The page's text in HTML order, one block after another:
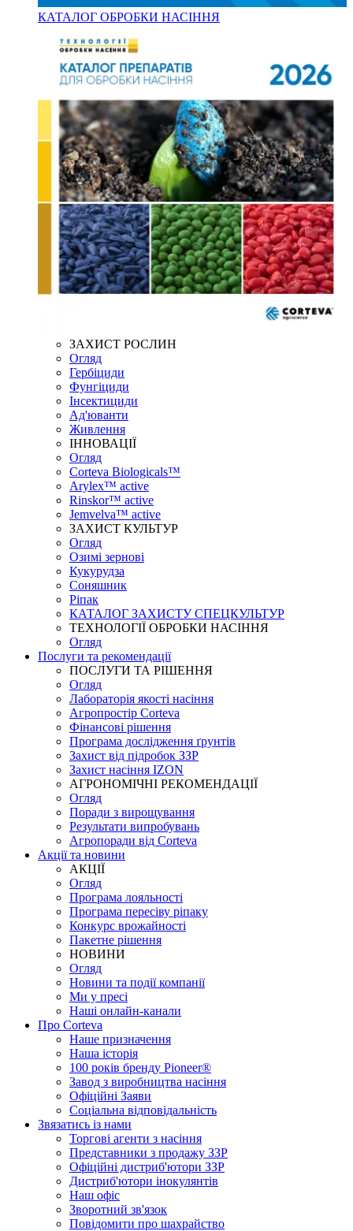
КАТАЛОГ ОБРОБКИ НАСІННЯ
ЗАХИСТ РОСЛИН
Огляд
Гербіциди
Фунгіциди
Інсектициди
Ад'юванти
Живлення
ІННОВАЦІЇ
Огляд
Corteva Biologicals™
Arylex™ active
Rinskor™ active
Jemvelva™ active
ЗАХИСТ КУЛЬТУР
Огляд
Озимі зернові
Кукурудза
Соняшник
Ріпак
КАТАЛОГ ЗАХИСТУ СПЕЦКУЛЬТУР
ТЕХНОЛОГІЇ ОБРОБКИ НАСІННЯ
Огляд
Послуги та рекомендації
ПОСЛУГИ ТА РІШЕННЯ
Огляд
Лабораторія якості насіння
Агропростір Corteva
Фінансові рішення
Програма дослідження ґрунтів
Захист від підробок ЗЗР
Захист насіння IZON
АГРОНОМІЧНІ РЕКОМЕНДАЦІЇ
Огляд
Поради з вирощування
Результати випробувань
Агропоради від Corteva
Акції та новини
АКЦІЇ
Огляд
Програма лояльності
Програма пересіву ріпаку
Конкурс врожайності
Пакетне рішення
НОВИНИ
Огляд
Новини та події компанії
Ми у пресі
Наші онлайн-канали
Про Corteva
Наше призначення
Наша історія
100 років бренду Pioneer®
Завод з виробництва насіння
Офіційні Заяви
Соціальна відповідальність
Звязатись із нами
Торгові агенти з насіння
Представники з продажу ЗЗР
Офіційні дистриб'ютори ЗЗР
Дистриб'ютори інокулянтів
Наш офіс
Зворотний зв'язок
Повідомити про шахрайство